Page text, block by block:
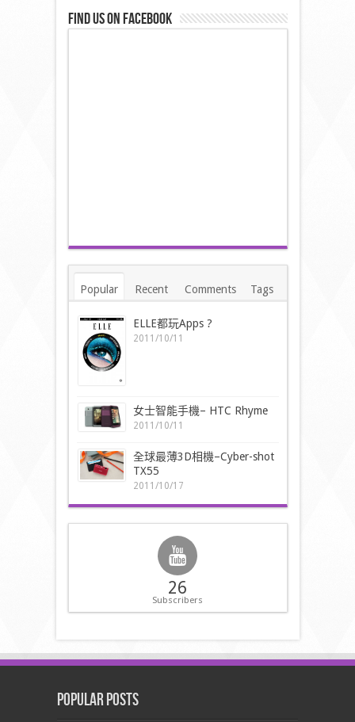
Find us on Facebook
Popular Recent Comments Tags
ELLE都玩Apps ?
2011/10/11
女士智能手機– HTC Rhyme
2011/10/11
全球最薄3D相機–Cyber-shot
TX55
2011/10/17
26
Subscribers
Popular Posts